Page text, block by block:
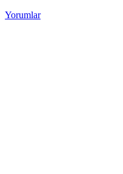
Yorumlar